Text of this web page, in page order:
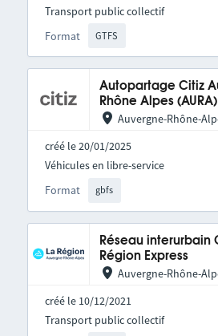
Format GTFS
Transport public collectif
Autopartage Citiz
Rhône Alpes (AURA)
Auvergne-Rhône-
créé le 20/01/2025
Format gbfs
Véhicules en libre-service
Réseau interurbain
Région Express
Auvergne-Rhône-
créé le 10/12/2021
Transport public collectif